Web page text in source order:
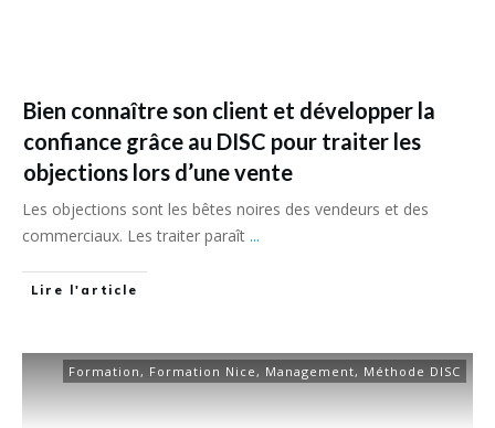
Bien connaître son client et développer la
confiance grâce au DISC pour traiter les
objections lors d’une vente
Les objections sont les bêtes noires des vendeurs et des
commerciaux. Les traiter paraît ...
Lire l'article
Formation, Formation Nice, Management, Méthode DISC